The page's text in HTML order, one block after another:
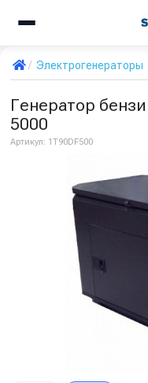
Электрогенераторы
Генератор
5000
Артикул: 1T90DF500